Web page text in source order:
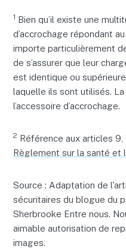
1 Bien qu’il existe une
d’accrochage répondant
importe particulièrement
de s’assurer que leur
est identique ou
laquelle ils sont utilisés.
l’accessoire d’accrochage.
2 Référence aux articles 9,
Règlement sur la santé et
Source : Adaptation de
sécuritaires du blogue du
Sherbrooke Entre nous.
aimable autorisation de
images.